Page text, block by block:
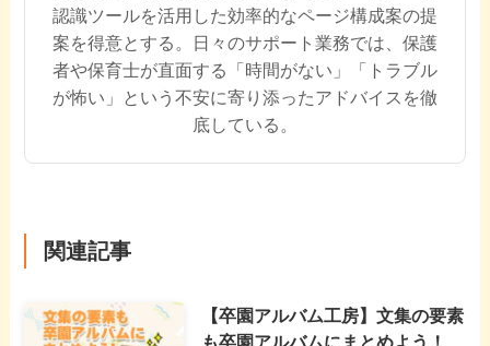
認識ツールを活用した効率的なページ構成案の提
案を得意とする。日々のサポート業務では、保護
者や保育士が直面する「時間がない」「トラブル
が怖い」という不安に寄り添ったアドバイスを徹
底している。
関連記事
【卒園アルバム工房】文集の要素
も卒園アルバムにまとめよう！